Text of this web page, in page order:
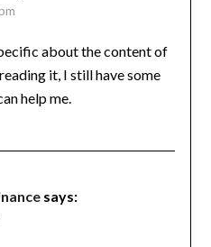
about the content of
it, I still have some
help me.
says: